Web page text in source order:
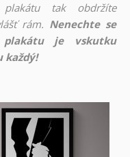
plakátu tak obdržíte
rám. Nenechte se
je vskutku
každý!